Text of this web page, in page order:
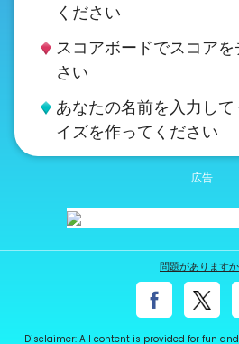
Contact
ください
スコアボードでスコア
さい
あなたの名前を入力し
イズを作ってください
問題があります
Disclaimer: All content is provided for fun